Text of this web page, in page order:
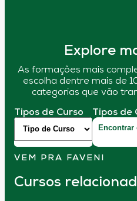
Explore
As formações mais
escolha dentre mais de
categorias que vão
Tipos de Curso Tipos de
VEM PRA FAVENI
Cursos